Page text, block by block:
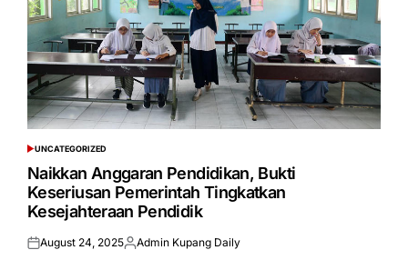
POSTED
IN
UNCATEGORIZED
Naikkan Anggaran Pendidikan, Bukti
Keseriusan Pemerintah Tingkatkan
Kesejahteraan Pendidik
Posted
August 24, 2025Posted
Admin Kupang Daily